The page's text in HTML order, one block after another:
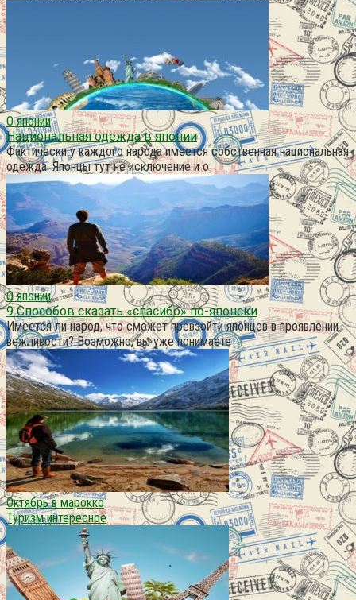
О японии
Национальная одежда в японии
Фактически у каждого народа имеется собственная национальная
одежда. Японцы тут не исключение и о
О японии
9 Способов сказать «спасибо» по-японски
Имеется ли народ, что сможет превзойти японцев в проявлении
вежливости? Возможно, вы уже понимаете
Октябрь в марокко
Туризм интересное